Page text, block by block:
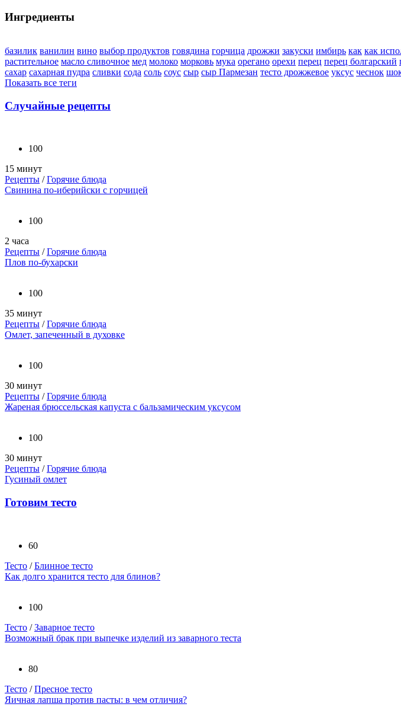
Ингредиенты
базилик ванилин вино выбор продуктов говядина горчица дрожжи закуски имбирь как как
растительное масло сливочное мед молоко морковь мука орегано орехи перец перец болгарский
сахар сахарная пудра сливки сода соль соус сыр сыр Пармезан тесто дрожжевое уксус чеснок
Показать все теги
Случайные рецепты
100
15 минут
Рецепты /Горячие блюда
Свинина по-иберийски с горчицей
100
2 часа
Рецепты /Горячие блюда
Плов по-бухарски
100
35 минут
Рецепты /Горячие блюда
Омлет, запеченный в духовке
100
30 минут
Рецепты /Горячие блюда
Жареная брюссельская капуста с бальзамическим уксусом
100
30 минут
Рецепты /Горячие блюда
Гусиный омлет
Готовим тесто
60
Тесто /Блинное тесто
Как долго хранится тесто для блинов?
100
Тесто /Заварное тесто
Возможный брак при выпечке изделий из заварного теста
80
Тесто /Пресное тесто
Яичная лапша против пасты: в чем отличия?